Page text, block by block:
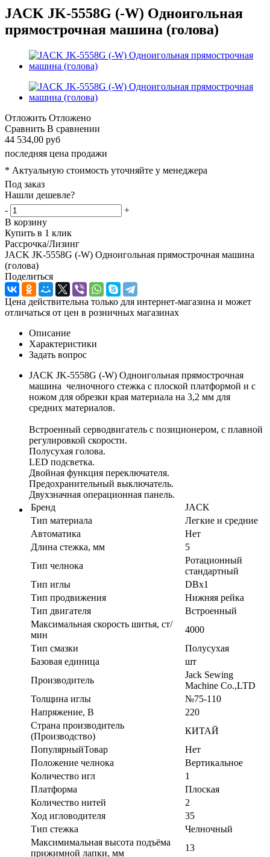
JACK JK-5558G (-W) Одноигольная
прямострочная машина (голова)
Отложить Отложено
Сравнить В сравнении
44 534,00 руб
последняя цена продажи
* Актуальную стоимость уточняйте у менеджера
Под заказ
Нашли дешевле?
-
+
В корзину
Купить в 1 клик
Рассрочка/Лизинг
JACK JK-5558G (-W) Одноигольная прямострочная машина
(голова)
Поделиться
Цена действительна только для интернет-магазина и может
отличаться от цен в розничных магазинах
Описание
Характеристики
Задать вопрос
JACK JK-5558G (-W) Одноигольная прямострочная
машина челночного стежка с плоской платформой и с
ножом для обрезки края материала на 3,2 мм для
средних материалов.
Встроенный серводвигатель с позиционером, с плавной
регулировкой скорости.
Полусухая голова.
LED подсветка.
Двойная функция переключателя.
Предохранительный выключатель.
Двухзначная операционная панель.
Бренд
JACK
Тип материала
Легкие и средние
Автоматика
Нет
Длина стежка, мм
5
Тип челнока
Ротационный
стандартный
Тип иглы
DBx1
Тип продвижения
Нижняя рейка
Тип двигателя
Встроенный
Максимальная скорость шитья, ст/
мин
4000
Тип смазки
Полусухая
Базовая единица
шт
Производитель
Jack Sewing
Machine Co.,LTD
Толщина иглы
№75-110
Напряжение, В
220
Страна производитель
(Производство)
КИТАЙ
ПопулярныйТовар
Нет
Положение челнока
Вертикальное
Количество игл
1
Платформа
Плоская
Количество нитей
2
Ход игловодителя
35
Тип стежка
Челночный
Максимимальная высота подъёма
прижимной лапки, мм
13